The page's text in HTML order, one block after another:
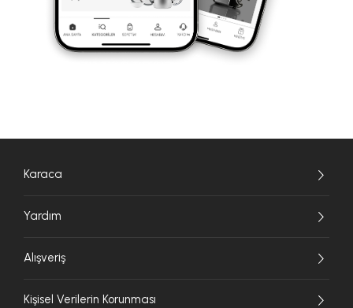
Karaca
Yardım
Alışveriş
Kişisel Verilerin Korunması